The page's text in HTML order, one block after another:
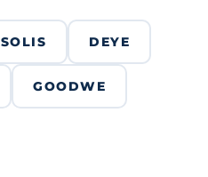
SOLIS DEYE
GOODWE